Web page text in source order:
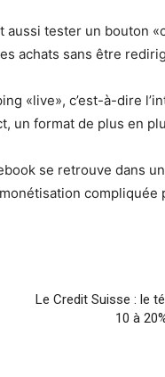
tester un bouton
achats sans être
«live», c’est-à-dire
un format de plus en
se retrouve dans
compliquée
Le Credit Suisse : le
10 à